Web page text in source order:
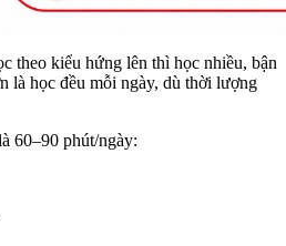
theo kiểu hứng lên thì học nhiều, bận
là học đều mỗi ngày, dù thời lượng
60–90 phút/ngày: